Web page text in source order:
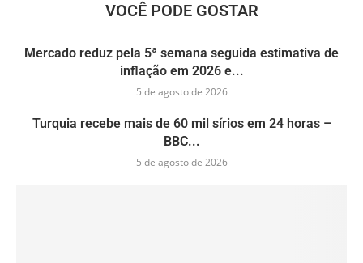
VOCÊ PODE GOSTAR
Mercado reduz pela 5ª semana seguida estimativa de
inflação em 2026 e...
5 de agosto de 2026
Turquia recebe mais de 60 mil sírios em 24 horas –
BBC...
5 de agosto de 2026